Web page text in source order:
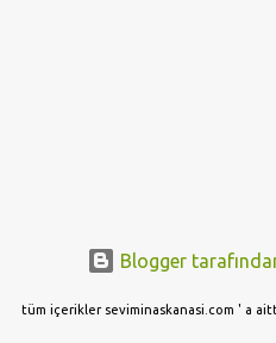
Blogger
tüm içerikler seviminaskanasi.com ' a